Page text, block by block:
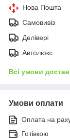
Нова Пошта
Самовивіз
Делівері
Автолюкс
Всі умови
Умови оплати
Оплата на
Готівкою